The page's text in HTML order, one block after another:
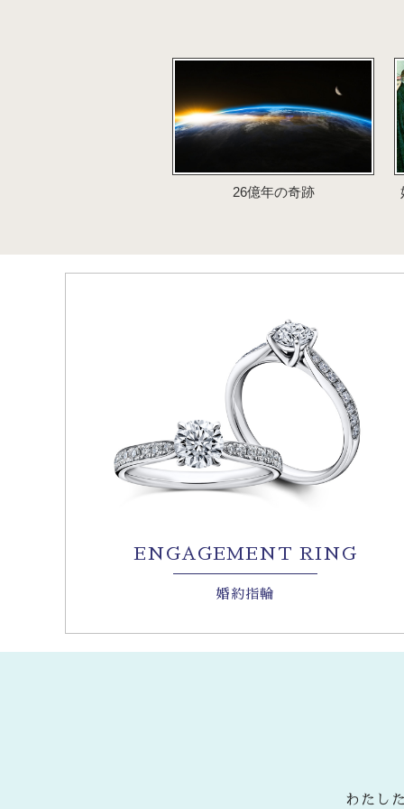
26億年の奇跡
ENGAGEMENT RING
婚約指輪
わたし